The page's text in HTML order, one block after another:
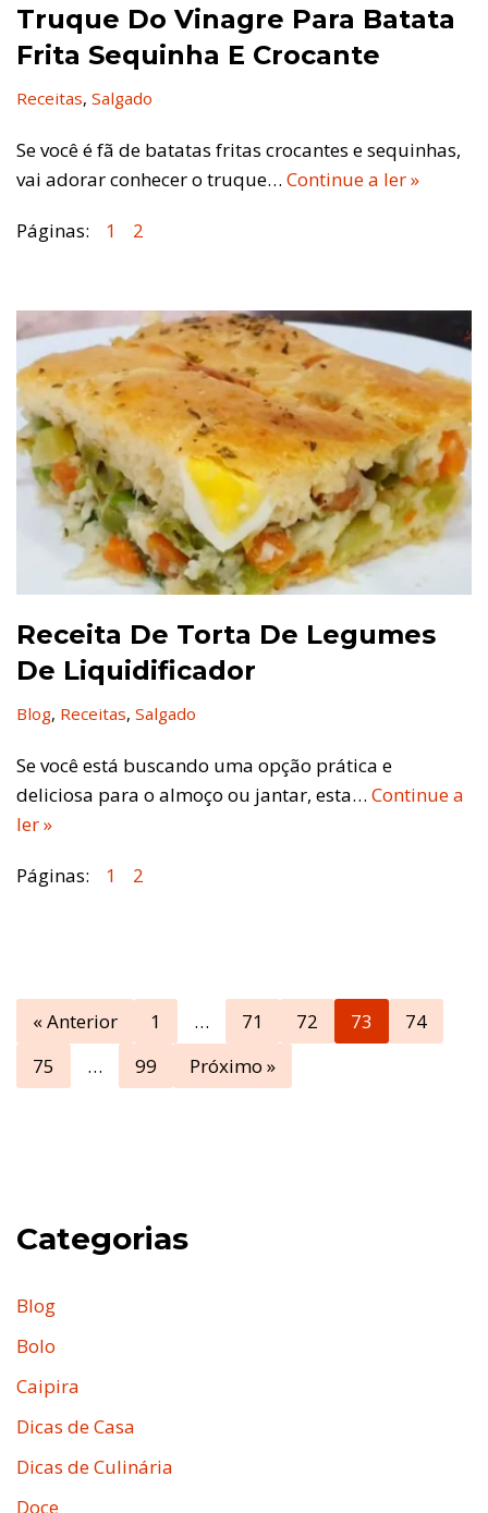
Truque Do Vinagre Para Batata
Frita Sequinha E Crocante
Receitas, Salgado
Se você é fã de batatas fritas crocantes e sequinhas,
vai adorar conhecer o truque… Continue a ler »
Páginas: 1 2
Receita De Torta De Legumes
De Liquidificador
Blog, Receitas, Salgado
Se você está buscando uma opção prática e
deliciosa para o almoço ou jantar, esta… Continue a
ler »
Páginas: 1 2
« Anterior 1 … 71 72 73
74
75
… 99 Próximo »
Categorias
Blog
Bolo
Caipira
Dicas de Casa
Dicas de Culinária
Doce